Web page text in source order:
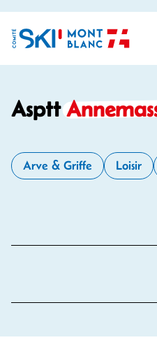
Asptt
Arve & Griffe Loisir